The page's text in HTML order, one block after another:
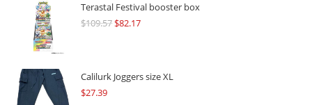
Terastal Festival booster box
$109.57Original
$109.57.
$82.17Current
$82.17.
Calilurk Joggers size XL
$27.39